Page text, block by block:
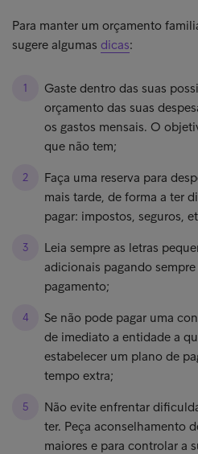
Para manter um orçamento
sugere algumas dicas:
Gaste dentro das suas
orçamento das suas
os gastos mensais. O
que não tem;
Faça uma reserva para
mais tarde, de forma a ter
pagar: impostos, seguros,
Leia sempre as letras
adicionais pagando
pagamento;
Se não pode pagar uma
de imediato a entidade a
estabelecer um plano de
tempo extra;
Não evite enfrentar
ter. Peça aconselhamento
maiores e para controlar a